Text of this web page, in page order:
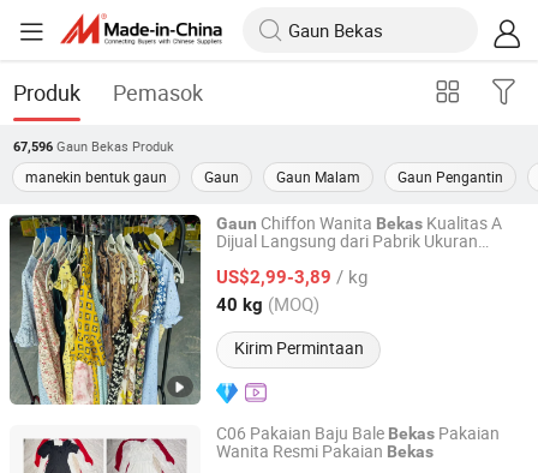
Produk Pemasok
67,596 Gaun Bekas Produk
manekin bentuk gaun Gaun Gaun Malam Gaun Pengantin
Gaun Chiffon Wanita Bekas Kualitas A
Dijual Langsung dari Pabrik Ukuran
US$2,99-3,89 / kg
40 kg (MOQ)
Kirim Permintaan
Sichuan Greensphererr Co., Ltd
Sichuan, China Harga mulai 2025
C06 Pakaian Baju Bale Bekas Pakaian
Wanita Resmi Pakaian Bekas
Sichuan Yidaiyi Road Trade Co., Ltd.